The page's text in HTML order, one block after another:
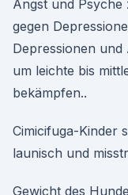
Angst und Psyche
gegen
Depressionen und
um leichte bis
bekämpfen..
Cimicifuga-Kinder
launisch und
Gewicht des